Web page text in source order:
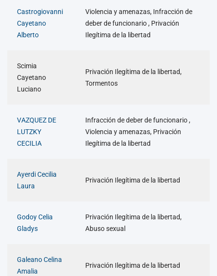
Castrogiovanni
Cayetano
Alberto
Violencia y amenazas, Infracción de
deber de funcionario , Privación
Ilegítima de la libertad
Scimia
Cayetano
Luciano
Privación Ilegítima de la libertad,
Tormentos
VAZQUEZ DE
LUTZKY
CECILIA
Infracción de deber de funcionario ,
Violencia y amenazas, Privación
Ilegítima de la libertad
Ayerdi Cecilia
Laura
Privación Ilegítima de la libertad
Godoy Celia
Gladys
Privación Ilegítima de la libertad,
Abuso sexual
Galeano Celina
Amalia
Privación Ilegítima de la libertad